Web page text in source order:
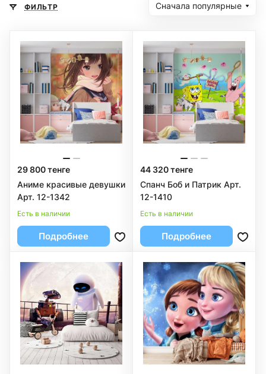
ФИЛЬТР Сначала популярные
29 800 тенге
Аниме красивые девушки
Арт. 12-1342
Есть в наличии
Подробнее
44 320 тенге
Спанч Боб и Патрик Арт.
12-1410
Есть в наличии
Подробнее